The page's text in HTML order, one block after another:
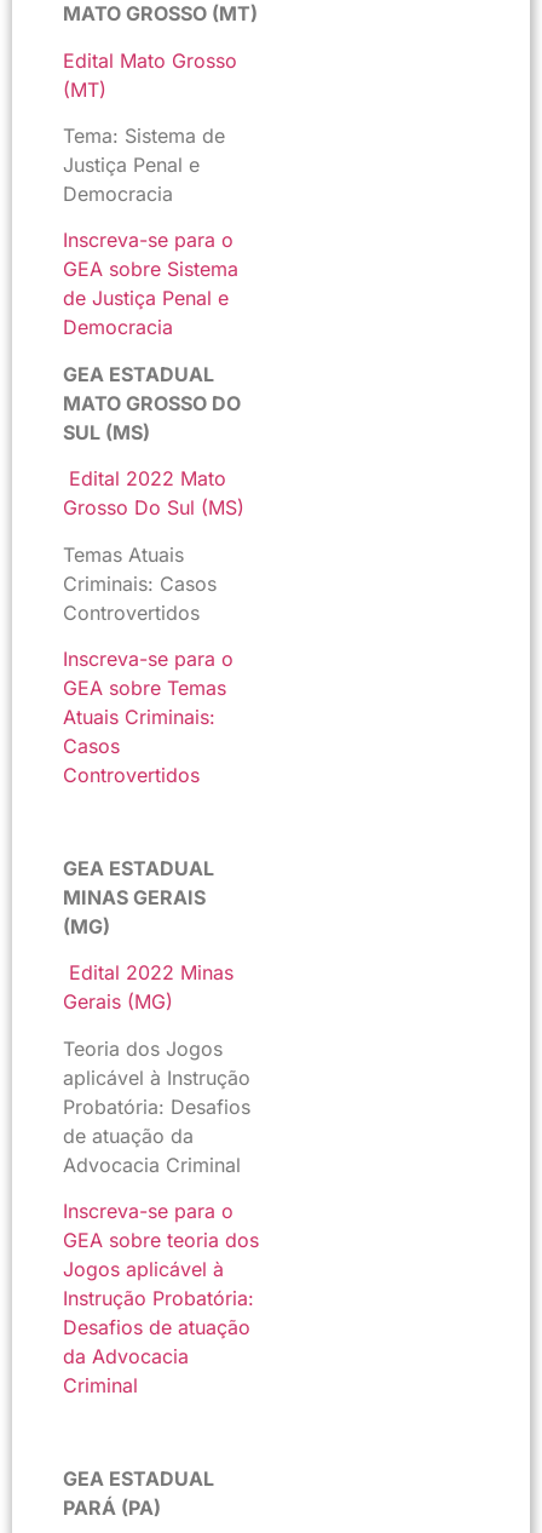
MATO GROSSO (MT)
Edital Mato Grosso
(MT)
Tema: Sistema de
Justiça Penal e
Democracia
Inscreva-se para o
GEA sobre Sistema
de Justiça Penal e
Democracia
GEA ESTADUAL
MATO GROSSO DO
SUL (MS)
Edital 2022 Mato
Grosso Do Sul (MS)
Temas Atuais
Criminais: Casos
Controvertidos
Inscreva-se para o
GEA sobre Temas
Atuais Criminais:
Casos
Controvertidos
GEA ESTADUAL
MINAS GERAIS
(MG)
Edital 2022 Minas
Gerais (MG)
Teoria dos Jogos
aplicável à Instrução
Probatória: Desafios
de atuação da
Advocacia Criminal
Inscreva-se para o
GEA sobre teoria dos
Jogos aplicável à
Instrução Probatória:
Desafios de atuação
da Advocacia
Criminal
GEA ESTADUAL
PARÁ (PA)